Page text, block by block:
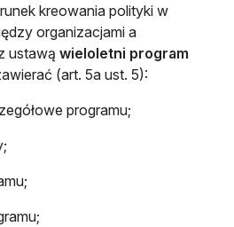
kreowania polityki w
organizacjami a
ustawą wieloletni program
(art. 5a ust. 5):
programu;